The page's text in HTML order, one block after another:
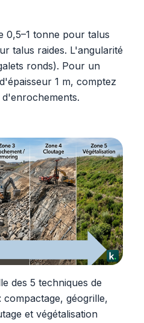
0,5–1 tonne pour talus
talus raides. L'angularité
ronds). Pour un
1 m, comptez
des 5 techniques de
compactage, géogrille,
et végétalisation